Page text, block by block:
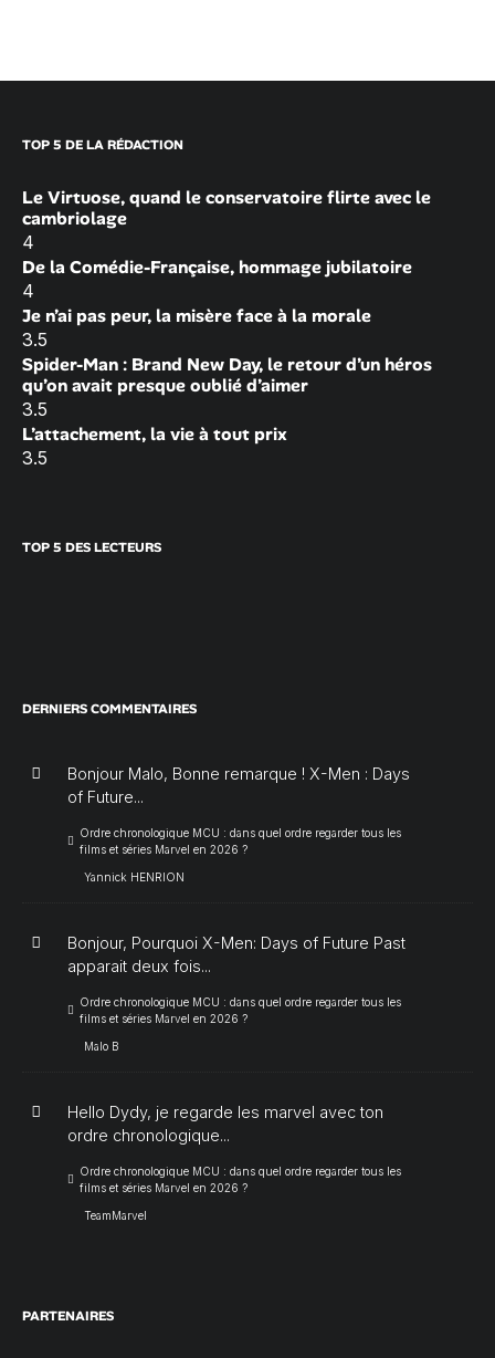
TOP 5 DE LA RÉDACTION
Le Virtuose, quand le conservatoire flirte avec le
cambriolage
4
De la Comédie-Française, hommage jubilatoire
4
Je n’ai pas peur, la misère face à la morale
3.5
Spider-Man : Brand New Day, le retour d’un héros
qu’on avait presque oublié d’aimer
3.5
L’attachement, la vie à tout prix
3.5
TOP 5 DES LECTEURS
DERNIERS COMMENTAIRES
Bonjour Malo, Bonne remarque ! X-Men : Days
of Future...
Ordre chronologique MCU : dans quel ordre regarder tous les
films et séries Marvel en 2026 ?
Yannick HENRION
Bonjour, Pourquoi X-Men: Days of Future Past
apparait deux fois...
Ordre chronologique MCU : dans quel ordre regarder tous les
films et séries Marvel en 2026 ?
Malo B
Hello Dydy, je regarde les marvel avec ton
ordre chronologique...
Ordre chronologique MCU : dans quel ordre regarder tous les
films et séries Marvel en 2026 ?
TeamMarvel
PARTENAIRES